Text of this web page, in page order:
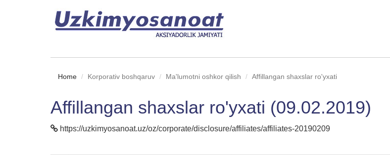
Home Korporativ boshqaruv Ma'lumotni oshkor qilish Affillangan shaxslar ro'yxati
Affillangan shaxslar ro'yxati (09.02.2019)
https://uzkimyosanoat.uz/oz/corporate/disclosure/affiliates/affiliates-20190209